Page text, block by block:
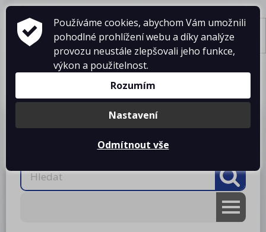
Košík je prázdný
O firmě
Projekty kuchyní
Ke stažení
Používáme cookies, abychom Vám umožnili
pohodlné prohlížení webu a díky analýze
provozu neustále zlepšovali jeho funkce,
výkon a použitelnost.
Rozumím
Nastavení
Odmítnout vše